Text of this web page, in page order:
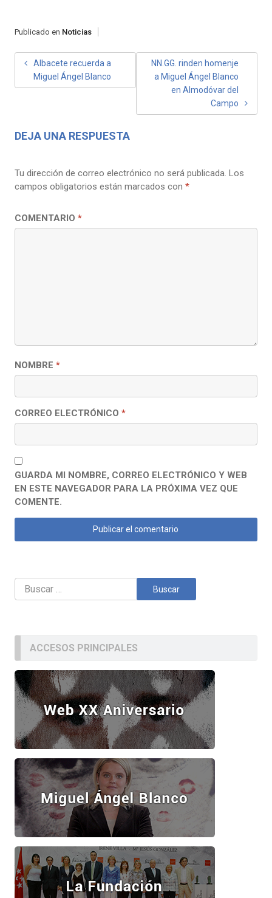
Publicado en Noticias
NAVEGACIÓN
DE
Albacete recuerda a
Miguel Ángel Blanco
NN.GG. rinden homenje
a Miguel Ángel Blanco
en Almodóvar del
Campo
DEJA UNA RESPUESTA
Tu dirección de correo electrónico no será publicada. Los
campos obligatorios están marcados con *
COMENTARIO *
NOMBRE *
CORREO ELECTRÓNICO *
GUARDA MI NOMBRE, CORREO ELECTRÓNICO Y WEB
EN ESTE NAVEGADOR PARA LA PRÓXIMA VEZ QUE
COMENTE.
Buscar:
ACCESOS PRINCIPALES